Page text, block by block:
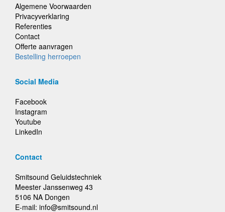
Algemene Voorwaarden
Privacyverklaring
Referenties
Contact
Offerte aanvragen
Bestelling herroepen
Social Media
Facebook
Instagram
Youtube
LinkedIn
Contact
Smitsound Geluidstechniek
Meester Janssenweg 43
5106 NA Dongen
E-mail: info@smitsound.nl